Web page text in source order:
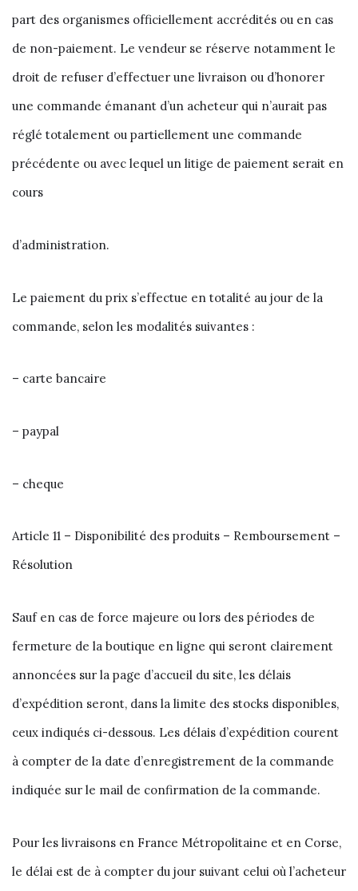
part des organismes officiellement accrédités ou en cas
de non-paiement. Le vendeur se réserve notamment le
droit de refuser d’effectuer une livraison ou d’honorer
une commande émanant d’un acheteur qui n’aurait pas
réglé totalement ou partiellement une commande
précédente ou avec lequel un litige de paiement serait en
cours
d’administration.
Le paiement du prix s’effectue en totalité au jour de la
commande, selon les modalités suivantes :
– carte bancaire
– paypal
– cheque
Article 11 – Disponibilité des produits – Remboursement –
Résolution
Sauf en cas de force majeure ou lors des périodes de
fermeture de la boutique en ligne qui seront clairement
annoncées sur la page d’accueil du site, les délais
d’expédition seront, dans la limite des stocks disponibles,
ceux indiqués ci-dessous. Les délais d’expédition courent
à compter de la date d’enregistrement de la commande
indiquée sur le mail de confirmation de la commande.
Pour les livraisons en France Métropolitaine et en Corse,
le délai est de à compter du jour suivant celui où l’acheteur